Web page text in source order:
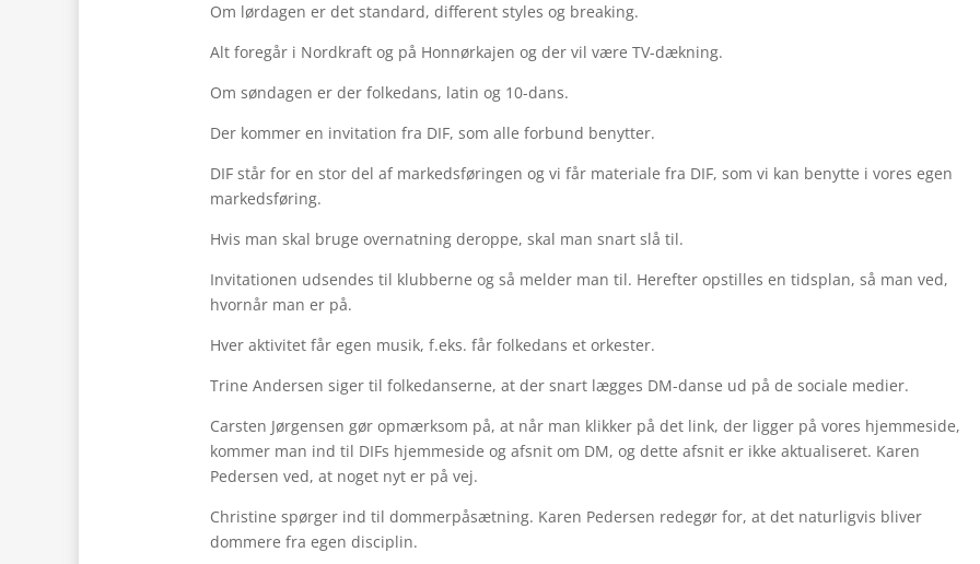
Om lørdagen er det standard, different styles og breaking.
Alt foregår i Nordkraft og på Honnørkajen og der vil være TV-dækning.
Om søndagen er der folkedans, latin og 10-dans.
Der kommer en invitation fra DIF, som alle forbund benytter.
DIF står for en stor del af markedsføringen og vi får materiale fra DIF, som vi kan benytte i vores egen
markedsføring.
Hvis man skal bruge overnatning deroppe, skal man snart slå til.
Invitationen udsendes til klubberne og så melder man til. Herefter opstilles en tidsplan, så man ved,
hvornår man er på.
Hver aktivitet får egen musik, f.eks. får folkedans et orkester.
Trine Andersen siger til folkedanserne, at der snart lægges DM-danse ud på de sociale medier.
Carsten Jørgensen gør opmærksom på, at når man klikker på det link, der ligger på vores hjemmeside,
kommer man ind til DIFs hjemmeside og afsnit om DM, og dette afsnit er ikke aktualiseret. Karen
Pedersen ved, at noget nyt er på vej.
Christine spørger ind til dommerpåsætning. Karen Pedersen redegør for, at det naturligvis bliver
dommere fra egen disciplin.